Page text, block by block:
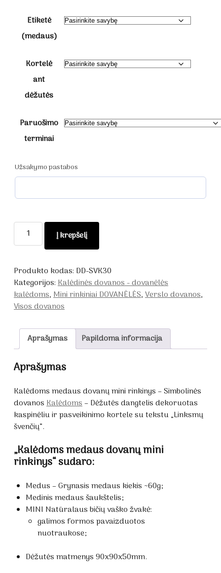
Etiketė
(medaus)
Kortelė
ant
dėžutės
Paruošimo
terminai
Užsakymo pastabos
produkto
kiekis:
Kalėdoms
dovanų
mini
rinkinys
Į krepšelį
Produkto kodas: DD-SVK30
Kategorijos:Kalėdinės dovanos - dovanėlės
kalėdoms,Mini rinkiniai DOVANĖLĖS,Verslo dovanos,
Visos dovanos
Aprašymas Papildoma informacija
Aprašymas
Kalėdoms medaus dovanų mini rinkinys – Simbolinės
dovanosKalėdoms– Dėžutės dangtelis dekoruotas
kaspinėliu ir pasveikinimo kortele su tekstu „Linksmų
švenčių”.
„Kalėdoms medaus dovanų mini
rinkinys“ sudaro:
Medus – Grynasis medaus kiekis ~60g;
Medinis medaus šaukštelis;
MINI Natūralaus bičių vaško žvakė:
galimos formos pavaizduotos
nuotraukose;
Dėžutės matmenys 90x90x50mm.